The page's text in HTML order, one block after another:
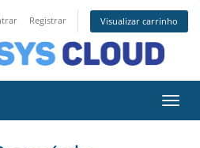
Registrar Visualizar carrinho